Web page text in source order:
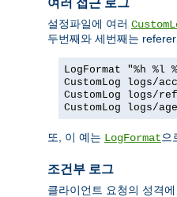
설정파일에 여러
두번째와 세번째는
LogFormat "%h %l
CustomLog logs/
CustomLog logs/
CustomLog logs/
또, 이 예는 LogFormat으
조건부 로그
클라이언트 요청의 성격